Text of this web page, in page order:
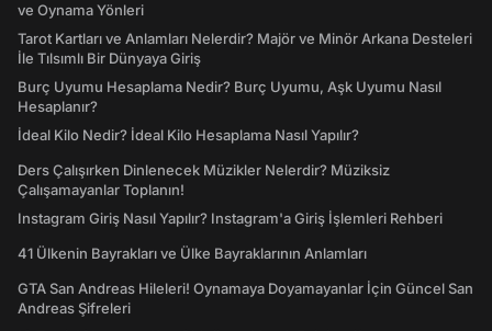
ve Oynama Yönleri
Tarot Kartları ve Anlamları Nelerdir? Majör ve Minör Arkana Desteleri
İle Tılsımlı Bir Dünyaya Giriş
Burç Uyumu Hesaplama Nedir? Burç Uyumu, Aşk Uyumu Nasıl
Hesaplanır?
İdeal Kilo Nedir? İdeal Kilo Hesaplama Nasıl Yapılır?
Ders Çalışırken Dinlenecek Müzikler Nelerdir? Müziksiz
Çalışamayanlar Toplanın!
Instagram Giriş Nasıl Yapılır? Instagram'a Giriş İşlemleri Rehberi
41 Ülkenin Bayrakları ve Ülke Bayraklarının Anlamları
GTA San Andreas Hileleri! Oynamaya Doyamayanlar İçin Güncel San
Andreas Şifreleri